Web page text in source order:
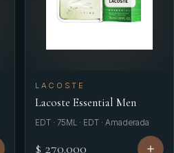
LACOSTE
Lacoste Essential Men
EDT · 75ML · EDT · Amaderada
$ 270.000